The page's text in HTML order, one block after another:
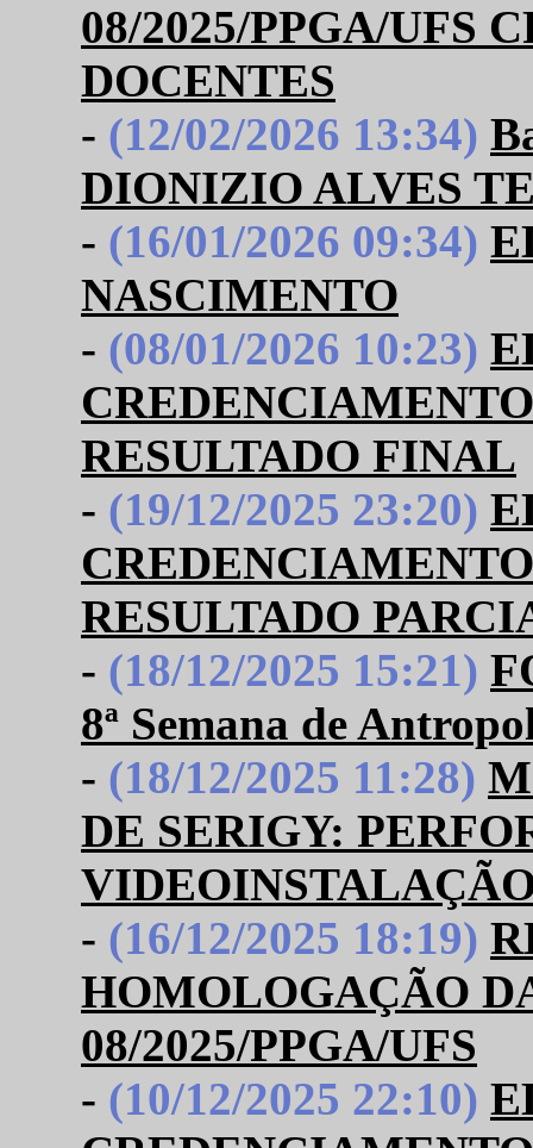
08/2025/PPGA/UFS
DOCENTES
- (12/02/2026 13:34)
DIONIZIO ALVES
- (16/01/2026 09:34)
NASCIMENTO
- (08/01/2026 10:23)
RESULTADO FINAL
- (19/12/2025 23:20)
RESULTADO
- (18/12/2025 15:21)
8ª Semana de
- (18/12/2025 11:28)
DE SERIGY:
- (16/12/2025 18:19)
HOMOLOGAÇÃO
08/2025/PPGA/UFS
- (10/12/2025 22:10)